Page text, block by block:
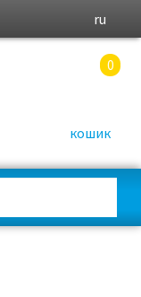
ru
0
кошик